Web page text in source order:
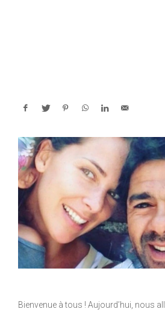
Bienvenue à tous ! Aujourd’hui, nous